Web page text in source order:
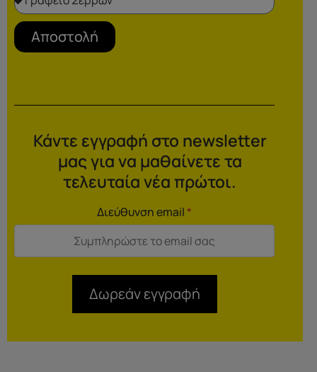
Αποστολή
Κάντε εγγραφή στο newsletter
μας για να μαθαίνετε τα
τελευταία νέα πρώτοι.
Διεύθυνση email*
Δωρεάν εγγραφή